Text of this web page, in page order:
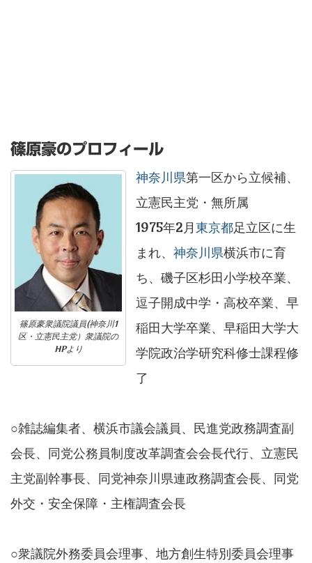
篠原豪のプロフィール
篠原豪衆議院議員(神奈川1
区・立憲民主党）衆議院の
HPより
神奈川県第一区から立候補、
立憲民主党・無所属
1975年2月東京都足立区に生
まれ、 神奈川県横浜市に育
ち、磯子区杉田小学校卒業、
逗子開成中学・高校卒業、早
稲田大学卒業、早稲田大学大
学院政治学研究科修士課程修
了
○雑誌編集者、横浜市議会議員、民進党政務調査副
会長、同党公務員制度改革調査会会長代行、立憲民
主党副幹事長、同党神奈川県連政務調査会長、同党
外交・安全保障・主権調査会長
○衆議院外務委員会理事、地方創生特別委員会理事